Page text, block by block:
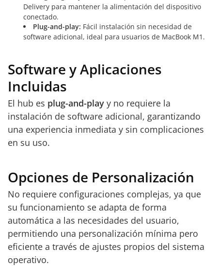
Delivery para mantener la alimentación del dispositivo
conectado.
Plug-and-play: Fácil instalación sin necesidad de
software adicional, ideal para usuarios de MacBook M1.
Software y Aplicaciones
Incluidas
El hub es plug-and-play y no requiere la
instalación de software adicional, garantizando
una experiencia inmediata y sin complicaciones
en su uso.
Opciones de Personalización
No requiere configuraciones complejas, ya que
su funcionamiento se adapta de forma
automática a las necesidades del usuario,
permitiendo una personalización mínima pero
eficiente a través de ajustes propios del sistema
operativo.